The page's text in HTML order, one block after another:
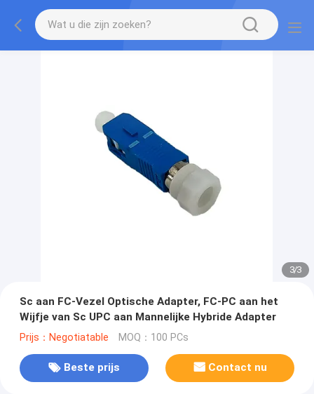
3/3
Sc aan FC-Vezel Optische Adapter, FC-PC aan het
Wijfje van Sc UPC aan Mannelijke Hybride Adapter
Prijs：Negotiatable MOQ：100 PCs
Beste prijs Contact nu